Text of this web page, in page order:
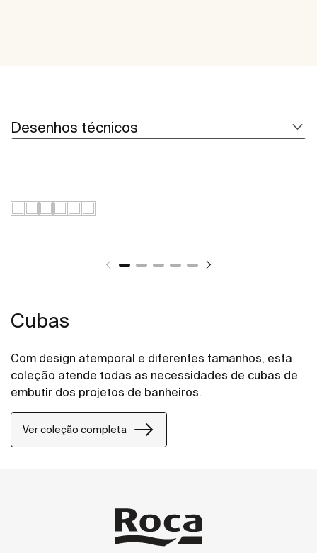
Desenhos técnicos
Cubas
Com design atemporal e diferentes tamanhos, esta
coleção atende todas as necessidades de cubas de
embutir dos projetos de banheiros.
Ver coleção completa